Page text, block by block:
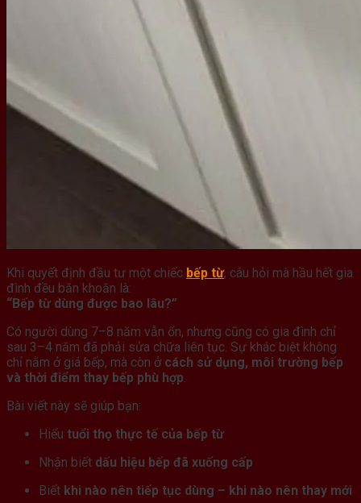
Khi quyết định đầu tư một chiếc bếp từ, câu hỏi mà hầu hết gia
đình đều băn khoăn là:
“Bếp từ dùng được bao lâu?”
Có người dùng 7–8 năm vẫn ổn, nhưng cũng có gia đình chỉ
sau 3–4 năm đã phải sửa chữa liên tục. Sự khác biệt không
chỉ nằm ở giá bếp, mà còn ở cách sử dụng, môi trường bếp
và thời điểm thay bếp phù hợp
Bài viết này sẽ giúp bạn:
Hiểu tuổi thọ thực tế của bếp từ
Nhận biết dấu hiệu bếp đã xuống cấp
Biết khi nào nên tiếp tục dùng – khi nào nên thay mới